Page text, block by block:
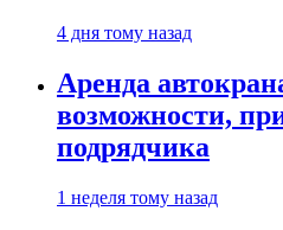
4 дня тому назад
Аренда
возможности,
подрядчика
1 неделя тому назад